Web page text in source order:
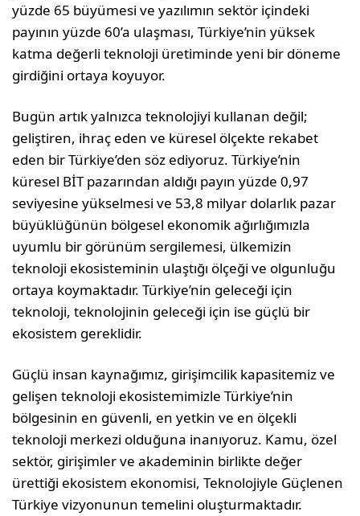
yüzde 65 büyümesi ve yazılımın sektör içindeki
payının yüzde 60’a ulaşması, Türkiye’nin yüksek
katma değerli teknoloji üretiminde yeni bir döneme
girdiğini ortaya koyuyor.
Bugün artık yalnızca teknolojiyi kullanan değil;
geliştiren, ihraç eden ve küresel ölçekte rekabet
eden bir Türkiye’den söz ediyoruz. Türkiye’nin
küresel BİT pazarından aldığı payın yüzde 0,97
seviyesine yükselmesi ve 53,8 milyar dolarlık pazar
büyüklüğünün bölgesel ekonomik ağırlığımızla
uyumlu bir görünüm sergilemesi, ülkemizin
teknoloji ekosisteminin ulaştığı ölçeği ve olgunluğu
ortaya koymaktadır. Türkiye’nin geleceği için
teknoloji, teknolojinin geleceği için ise güçlü bir
ekosistem gereklidir.
Güçlü insan kaynağımız, girişimcilik kapasitemiz ve
gelişen teknoloji ekosistemimizle Türkiye’nin
bölgesinin en güvenli, en yetkin ve en ölçekli
teknoloji merkezi olduğuna inanıyoruz. Kamu, özel
sektör, girişimler ve akademinin birlikte değer
ürettiği ekosistem ekonomisi, Teknolojiyle Güçlenen
Türkiye vizyonunun temelini oluşturmaktadır.